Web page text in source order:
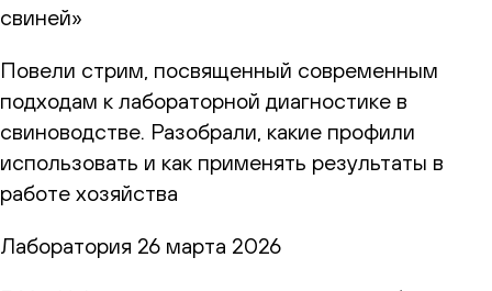
свиней»
Повели стрим, посвященный современным
подходам к лабораторной диагностике в
свиноводстве. Разобрали, какие профили
использовать и как применять результаты в
работе хозяйства
Лаборатория 26 марта 2026